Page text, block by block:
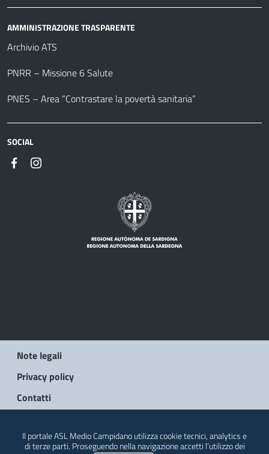
AMMINISTRAZIONE TRASPARENTE
Archivio ATS
PNRR – Missione 6 Salute
PNES – Area “Contrastare la povertà sanitaria”
SOCIAL
Note legali
Privacy policy
Contatti
Il portale ASL Medio Campidano utilizza cookie tecnici, analytics e
di terze parti. Proseguendo nella navigazione accetti l’utilizzo dei